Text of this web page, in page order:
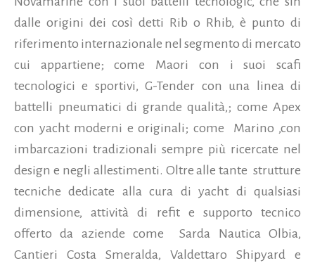
dalle origini dei così detti Rib o Rhib, è punto di
riferimento internazionale nel segmento di mercato
cui appartiene; come Maori con i suoi scafi
tecnologici e sportivi, G-Tender con una linea di
battelli pneumatici di grande qualità,; come Apex
con yacht moderni e originali; come Marino ,con
imbarcazioni tradizionali sempre più ricercate nel
design e negli allestimenti. Oltre alle tante strutture
tecniche dedicate alla cura di yacht di qualsiasi
dimensione, attività di refit e supporto tecnico
offerto da aziende come Sarda Nautica Olbia,
Cantieri Costa Smeralda, Valdettaro Shipyard e